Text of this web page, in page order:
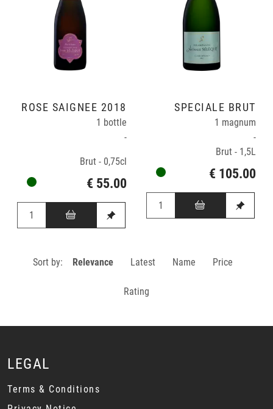
ROSÉ SAIGNÉE 2018
1 bottle
-
Brut - 0,75cl
€ 55.00
SPÉCIALE BRUT
1 magnum
-
Brut - 1,5L
€ 105.00
Sort by: Relevance Latest Name Price
Rating
LEGAL
Terms & Conditions